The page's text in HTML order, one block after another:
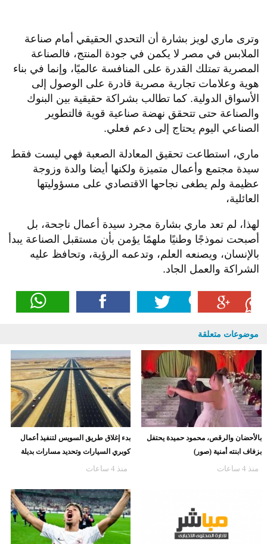
وترى ماري لويز بشارة أن التحدي الحقيقي أمام صناعة
الملابس في مصر لا يكمن في جودة المنتج، فالصناعة
المصرية تمتلك القدرة على المنافسة عالميًا، وإنما في بناء
هوية وعلامات تجارية مصرية قادرة على الوصول إلى
الأسواق الدولية. كما تطالب بشراكة حقيقية بين البنوك
والصناعة حتى تتحقق نهضة صناعية قوية فالتطوير
الصناعي اليوم يحتاج إلى دعم فعلي.
ماري، استطاعت تحقيق المعادلة الصعبة فهي ليست فقط
سيدة مجتمع وأعمال متميزة ولكنها أيضا والدة وزوجة
عظيمة ولم يطغى نجاحها الاقتصادي على مسؤوليتها
العائلية،
لهذا، لم تعد ماري بشارة مجرد سيدة أعمال ناجحة، بل
أصبحت نموذجًا وطنيًا ملهمًا يؤمن بأن مستقبل الصناعة يبدأ
بالإنسان، ويصنعه العلم، وتدعمه الرؤية، وتحافظ عليه
الشراكة والعمل الجاد.
موضوعات متعلقة
بالأحضان والرقص، محمود حميدة يحتفل
بزفاف ابنته أمنية (صور)
منذ 4 ساعات
بدء إغلاق طريق السويس لتنفيذ أعمال
كوبري السيارات وتحديد مسارات بديلة
منذ 4 ساعات